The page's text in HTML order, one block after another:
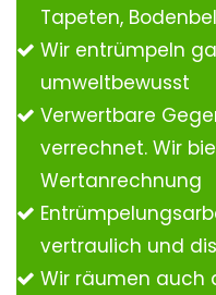
Tapeten,
Wir entrümpeln
umweltbewusst
Verwertbare
verrechnet. Wir
Wertanrechnung
vertraulich und
Wir räumen auch